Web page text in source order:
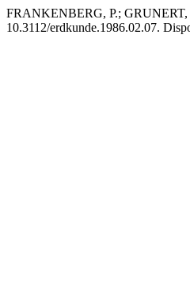
FRANKENBERG, P.; GRUNERT,
10.3112/erdkunde.1986.02.07.